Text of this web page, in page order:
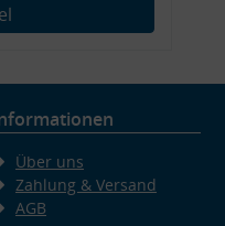
Über uns
Zahlung & Versand
AGB